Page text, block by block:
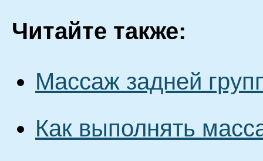
Читайте также:
Массаж задней
Как выполнять